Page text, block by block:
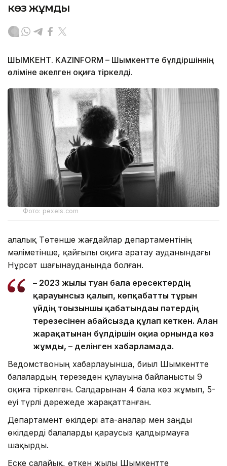
көз жұмды
ШЫМКЕНТ. KAZINFORM – Шымкентте бүлдіршіннің
өліміне әкелген оқиға тіркелді.
Фото: pexels.com
Қалалық Төтенше жағдайлар департаментінің
мәліметінше, қайғылы оқиға Қаратау ауданындағы
Нұрсәт шағынауданында болған.
– 2023 жылы туған бала ересектердің
қарауынсыз қалып, көпқабатты тұрғын
үйдің тоғызыншы қабатындағы пәтердің
терезесінен абайсызда құлап кеткен. Алған
жарақатынан бүлдіршін оқиға орнында көз
жұмды, – делінген хабарламада.
Ведомствоның хабарлауынша, биыл Шымкентте
балалардың терезеден құлауына байланысты 9
оқиға тіркелген. Салдарынан 4 бала көз жұмып, 5-
еуі түрлі дәрежеде жарақаттанған.
Департамент өкілдері ата-аналар мен заңды
өкілдерді балаларды қараусыз қалдырмауға
шақырды.
Еске салайық, өткен жылы Шымкентте